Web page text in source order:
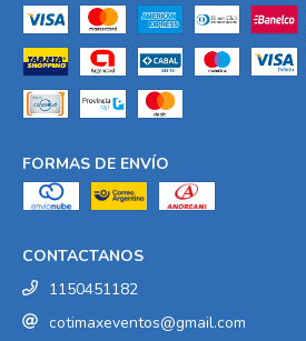
FORMAS DE ENVÍO
CONTACTANOS
1150451182
cotimaxeventos@gmail.com